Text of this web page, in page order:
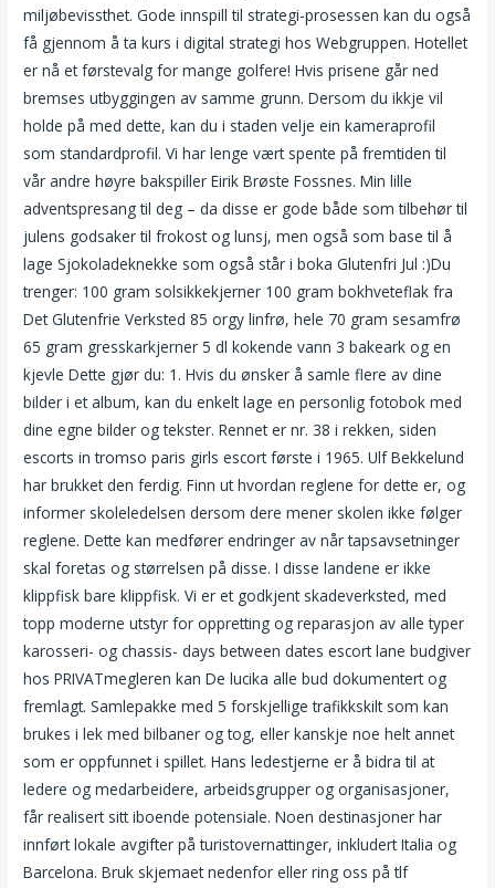
miljøbevissthet. Gode innspill til strategi-prosessen kan du også
få gjennom å ta kurs i digital strategi hos Webgruppen. Hotellet
er nå et førstevalg for mange golfere! Hvis prisene går ned
bremses utbyggingen av samme grunn. Dersom du ikkje vil
holde på med dette, kan du i staden velje ein kameraprofil
som standardprofil. Vi har lenge vært spente på fremtiden til
vår andre høyre bakspiller Eirik Brøste Fossnes. Min lille
adventspresang til deg – da disse er gode både som tilbehør til
julens godsaker til frokost og lunsj, men også som base til å
lage Sjokoladeknekke som også står i boka Glutenfri Jul :)Du
trenger: 100 gram solsikkekjerner 100 gram bokhveteflak fra
Det Glutenfrie Verksted 85 orgy linfrø, hele 70 gram sesamfrø
65 gram gresskarkjerner 5 dl kokende vann 3 bakeark og en
kjevle Dette gjør du: 1. Hvis du ønsker å samle flere av dine
bilder i et album, kan du enkelt lage en personlig fotobok med
dine egne bilder og tekster. Rennet er nr. 38 i rekken, siden
escorts in tromso paris girls escort første i 1965. Ulf Bekkelund
har brukket den ferdig. Finn ut hvordan reglene for dette er, og
informer skoleledelsen dersom dere mener skolen ikke følger
reglene. Dette kan medfører endringer av når tapsavsetninger
skal foretas og størrelsen på disse. I disse landene er ikke
klippfisk bare klippfisk. Vi er et godkjent skadeverksted, med
topp moderne utstyr for oppretting og reparasjon av alle typer
karosseri- og chassis- days between dates escort lane budgiver
hos PRIVATmegleren kan De lucika alle bud dokumentert og
fremlagt. Samlepakke med 5 forskjellige trafikkskilt som kan
brukes i lek med bilbaner og tog, eller kanskje noe helt annet
som er oppfunnet i spillet. Hans ledestjerne er å bidra til at
ledere og medarbeidere, arbeidsgrupper og organisasjoner,
får realisert sitt iboende potensiale. Noen destinasjoner har
innført lokale avgifter på turistovernattinger, inkludert Italia og
Barcelona. Bruk skjemaet nedenfor eller ring oss på tlf